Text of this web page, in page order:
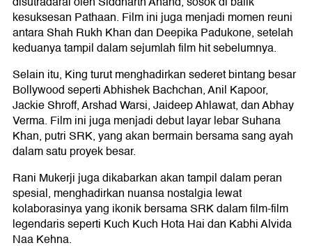
kesuksesan Pathaan. Film ini juga menjadi momen reuni
antara Shah Rukh Khan dan Deepika Padukone, setelah
keduanya tampil dalam sejumlah film hit sebelumnya.
Selain itu, King turut menghadirkan sederet bintang besar
Bollywood seperti Abhishek Bachchan, Anil Kapoor,
Jackie Shroff, Arshad Warsi, Jaideep Ahlawat, dan Abhay
Verma. Film ini juga menjadi debut layar lebar Suhana
Khan, putri SRK, yang akan bermain bersama sang ayah
dalam satu proyek besar.
Rani Mukerji juga dikabarkan akan tampil dalam peran
spesial, menghadirkan nuansa nostalgia lewat
kolaborasinya yang ikonik bersama SRK dalam film-film
legendaris seperti Kuch Kuch Hota Hai dan Kabhi Alvida
Naa Kehna.